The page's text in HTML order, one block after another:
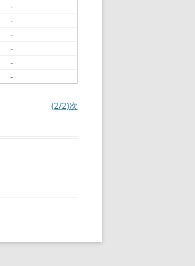
-
-
-
-
-
-
(2/2)次